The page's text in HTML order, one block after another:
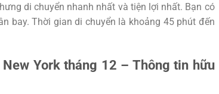
di chuyển nhanh nhất và tiện lợi nhất. Bạn có
bay. Thời gian di chuyển là khoảng 45 phút đến
York tháng 12 – Thông tin hữu